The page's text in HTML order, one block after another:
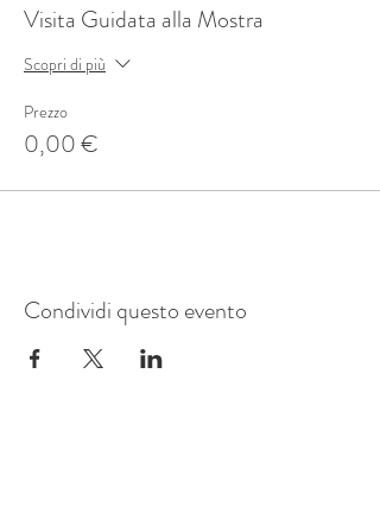
Visita Guidata alla Mostra
Scopri di più
Prezzo
0,00 €
Condividi questo evento